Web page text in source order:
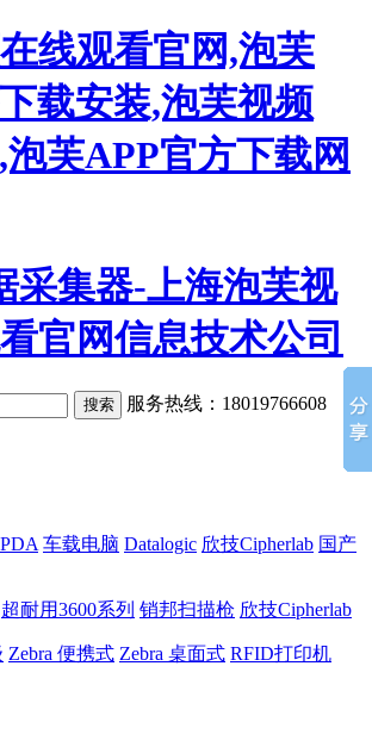
线观看官网,泡芙
载安装,泡芙视频
芙APP官方下载网
服务热线：18019766608
车载电脑 Datalogic 欣技Cipherlab 国产
超耐用3600系列 销邦扫描枪 欣技Cipherlab
Zebra 便携式 Zebra 桌面式 RFID打印机